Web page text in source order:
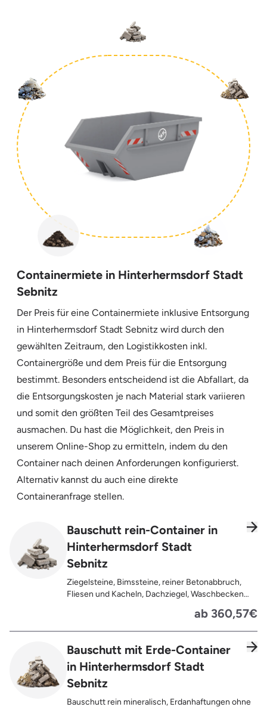
Containermiete in Hinterhermsdorf Stadt
Sebnitz
Der Preis für eine Containermiete inklusive Entsorgung
in Hinterhermsdorf Stadt Sebnitz wird durch den
gewählten Zeitraum, den Logistikkosten inkl.
Containergröße und dem Preis für die Entsorgung
bestimmt. Besonders entscheidend ist die Abfallart, da
die Entsorgungskosten je nach Material stark variieren
und somit den größten Teil des Gesamtpreises
ausmachen. Du hast die Möglichkeit, den Preis in
unserem Online-Shop zu ermitteln, indem du den
Container nach deinen Anforderungen konfigurierst.
Alternativ kannst du auch eine direkte
Containeranfrage stellen.
Bauschutt rein-Container in
Hinterhermsdorf Stadt
Sebnitz
Ziegelsteine, Bimssteine, reiner Betonabbruch,
Fliesen und Kacheln, Dachziegel, Waschbecken
Pflastersteine, Kalksand-Mauerwerk, Zement und
Putzreste
ab 360,57€
Bauschutt mit Erde-Container
in Hinterhermsdorf Stadt
Sebnitz
Bauschutt rein mineralisch, Erdanhaftungen ohne